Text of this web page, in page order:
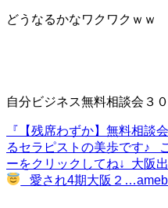
どうなるかなワクワクｗｗ
自分ビジネス無料相談会３
『【残席わずか】無料相談
るセラピストの美歩です♪
ーをクリックしてね↓ 大阪
愛され4期大阪２…